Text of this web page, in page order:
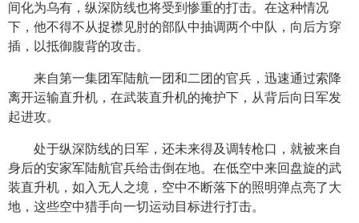
间化为乌有，纵深防线也将受到惨重的打击。在这种情况
下，他不得不从捉襟见肘的部队中抽调两个中队，向后方穿
插，以抵御腹背的攻击。
来自第一集团军陆航一团和二团的官兵，迅速通过索降
离开运输直升机，在武装直升机的掩护下，从背后向日军发
起进攻。
处于纵深防线的日军，还未来得及调转枪口，就被来自
身后的安家军陆航官兵给击倒在地。在低空中来回盘旋的武
装直升机，如入无人之境，空中不断落下的照明弹点亮了大
地，这些空中猎手向一切运动目标进行打击。